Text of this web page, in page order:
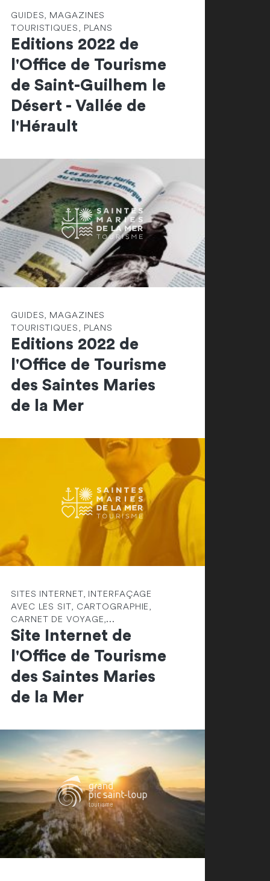
GUIDES, MAGAZINES
TOURISTIQUES, PLANS
Editions 2022 de
l'Office de Tourisme
de Saint-Guilhem le
Désert - Vallée de
l'Hérault
GUIDES, MAGAZINES
TOURISTIQUES, PLANS
Editions 2022 de
l'Office de Tourisme
des Saintes Maries
de la Mer
SITES INTERNET, INTERFAÇAGE
AVEC LES SIT, CARTOGRAPHIE,
CARNET DE VOYAGE,...
Site Internet de
l'Office de Tourisme
des Saintes Maries
de la Mer